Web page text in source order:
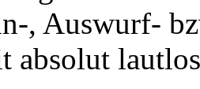
, Auswurf-
absolut